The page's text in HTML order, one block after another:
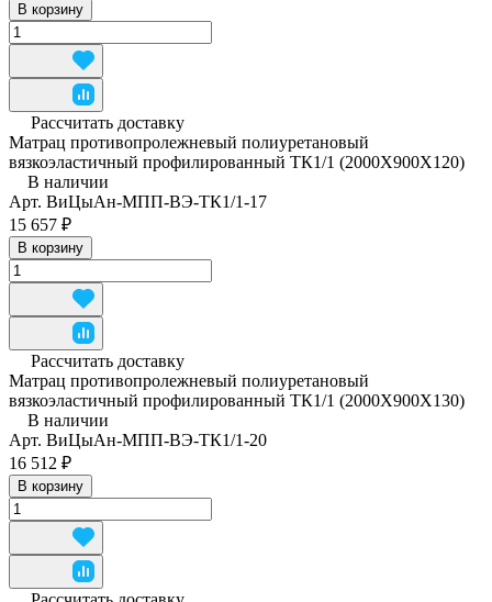
В корзину
Рассчитать доставку
Матрац противопролежневый полиуретановый
вязкоэластичный профилированный ТК1/1 (2000Х900Х120)
В наличии
Арт. ВиЦыАн-МПП-ВЭ-ТК1/1-17
15 657 ₽
В корзину
Рассчитать доставку
Матрац противопролежневый полиуретановый
вязкоэластичный профилированный ТК1/1 (2000Х900Х130)
В наличии
Арт. ВиЦыАн-МПП-ВЭ-ТК1/1-20
16 512 ₽
В корзину